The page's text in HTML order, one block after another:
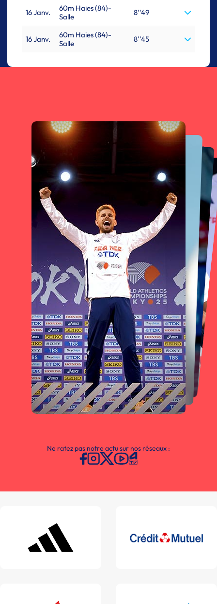
16 Janv.
60m Haies (84)-
Salle
8''49
16 Janv.
60m Haies (84)-
Salle
8''45
Ne ratez pas notre actu sur nos réseaux :